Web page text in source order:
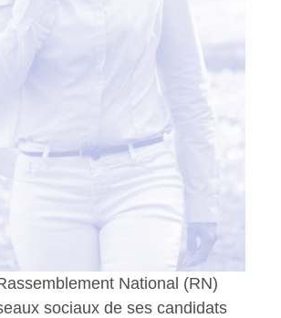
National (RN)
sociaux de ses candidats